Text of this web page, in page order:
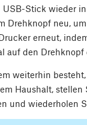
USB-Stick wieder
Drehknopf neu,
erneut,
auf den Drehknopf
weiterhin
Haushalt, stellen
und wiederholen